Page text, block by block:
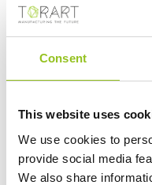
Consent
This website uses
We use cookies to
provide social media
We also share
Focus
Il maestro del
tecnologia che servirà
opere che non